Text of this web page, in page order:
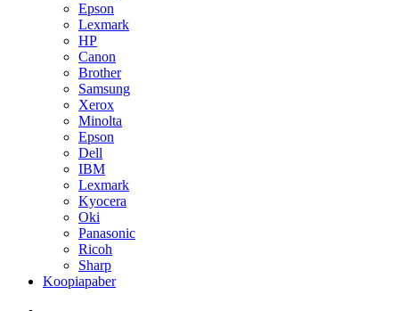
Epson
Lexmark
HP
Canon
Brother
Samsung
Xerox
Minolta
Epson
Dell
IBM
Lexmark
Kyocera
Oki
Panasonic
Ricoh
Sharp
Koopiapaber